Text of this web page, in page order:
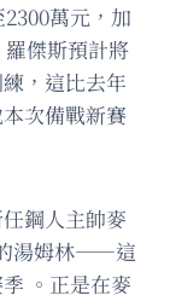
萬元，加
羅傑斯預計將
，這比去年
次備戰新賽
鋼人主帥麥
湯姆林——這
。正是在麥